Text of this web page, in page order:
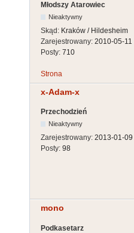
Młodszy Atarowiec
Nieaktywny
Skąd: Kraków / Hildesheim
Zarejestrowany: 2010-05-11
Posty: 710
Strona
x-Adam-x
Przechodzień
Nieaktywny
Zarejestrowany: 2013-01-09
Posty: 98
mono
Podkasetarz